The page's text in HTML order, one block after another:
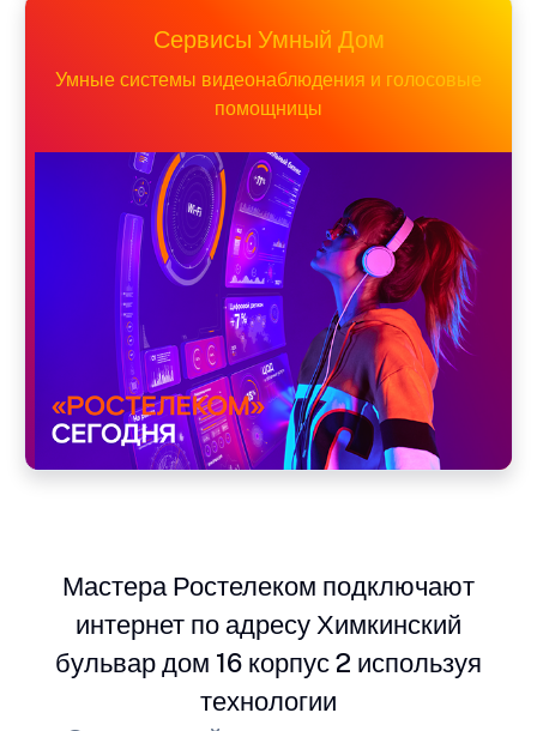
Сервисы Умный Дом
Умные системы видеонаблюдения и голосовые
помощницы
Мастера Ростелеком подключают
интернет по адресу Химкинский
бульвар дом 16 корпус 2 используя
технологии